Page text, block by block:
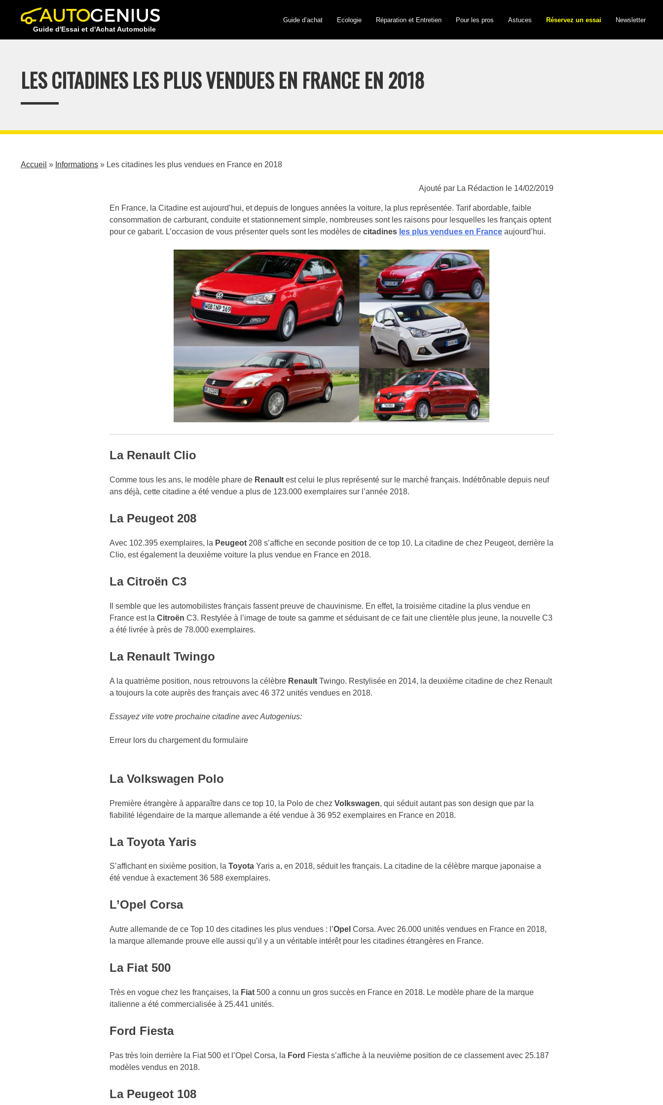
Guide d'Essai et d'Achat Automobile
Guide d’achat Ecologie Réparation et Entretien Pour les pros Astuces Réservez un essai Newsletter
LES CITADINES LES PLUS VENDUES EN FRANCE EN 2018
Accueil » Informations » Les citadines les plus vendues en France en 2018
Ajouté par La Rédaction le 14/02/2019
En France, la Citadine est aujourd’hui, et depuis de longues années la voiture, la plus représentée. Tarif abordable, faible
consommation de carburant, conduite et stationnement simple, nombreuses sont les raisons pour lesquelles les français optent
pour ce gabarit. L’occasion de vous présenter quels sont les modèles de citadines les plus vendues en France aujourd’hui.
La Renault Clio
Comme tous les ans, le modèle phare de Renault est celui le plus représenté sur le marché français. Indétrônable depuis neuf
ans déjà, cette citadine a été vendue a plus de 123.000 exemplaires sur l’année 2018.
La Peugeot 208
Avec 102.395 exemplaires, la Peugeot 208 s’affiche en seconde position de ce top 10. La citadine de chez Peugeot, derrière la
Clio, est également la deuxième voiture la plus vendue en France en 2018.
La Citroën C3
Il semble que les automobilistes français fassent preuve de chauvinisme. En effet, la troisième citadine la plus vendue en
France est la Citroën C3. Restylée à l’image de toute sa gamme et séduisant de ce fait une clientèle plus jeune, la nouvelle C3
a été livrée à près de 78.000 exemplaires.
La Renault Twingo
A la quatrième position, nous retrouvons la célèbre Renault Twingo. Restylisée en 2014, la deuxième citadine de chez Renault
a toujours la cote auprès des français avec 46 372 unités vendues en 2018.
Essayez vite votre prochaine citadine avec Autogenius:
Erreur lors du chargement du formulaire
La Volkswagen Polo
Première étrangère à apparaître dans ce top 10, la Polo de chez Volkswagen, qui séduit autant pas son design que par la
fiabilité légendaire de la marque allemande a été vendue à 36 952 exemplaires en France en 2018.
La Toyota Yaris
S’affichant en sixième position, la Toyota Yaris a, en 2018, séduit les français. La citadine de la célèbre marque japonaise a
été vendue à exactement 36 588 exemplaires.
L’Opel Corsa
Autre allemande de ce Top 10 des citadines les plus vendues : l’Opel Corsa. Avec 26.000 unités vendues en France en 2018,
la marque allemande prouve elle aussi qu’il y a un véritable intérêt pour les citadines étrangères en France.
La Fiat 500
Très en vogue chez les françaises, la Fiat 500 a connu un gros succès en France en 2018. Le modèle phare de la marque
italienne a été commercialisée à 25.441 unités.
Ford Fiesta
Pas très loin derrière la Fiat 500 et l’Opel Corsa, la Ford Fiesta s’affiche à la neuvième position de ce classement avec 25.187
modèles vendus en 2018.
La Peugeot 108